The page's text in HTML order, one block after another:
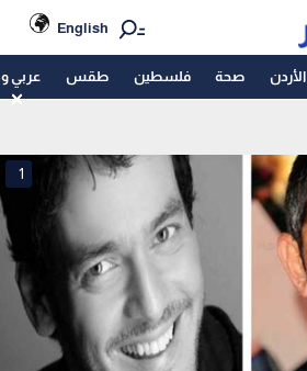
English
الأردن صحة فلسطين طقس عربي
1